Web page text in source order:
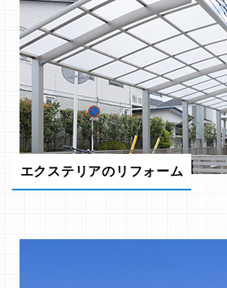
エクステリアのリフォーム